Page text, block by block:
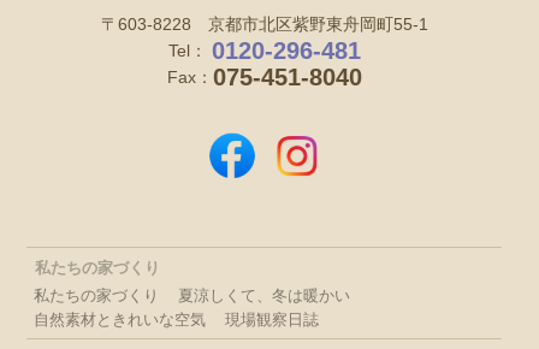
〒603-8228 京都市北区紫野東舟岡町55-1
Tel：
0120-296-481
Fax： 075-451-8040
私たちの家づくり
私たちの家づくり
夏涼しくて、冬は暖かい
自然素材ときれいな空気
現場観察日誌